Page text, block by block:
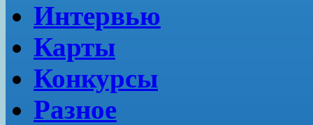
Интервью
Карты
Конкурсы
Разное